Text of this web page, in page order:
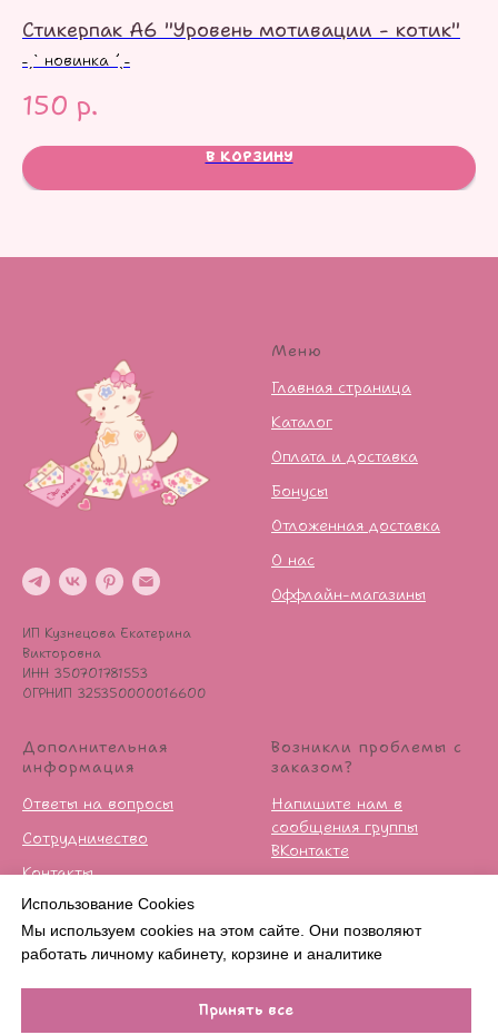
Использование Cookies
Мы используем cookies на этом сайте. Они позволяют
работать личному кабинету, корзине и аналитике
Принять все
Стикерпак А6 "Уровень мотивации - котик"
˗ˏˋ новинка ´ˎ˗
150 р.
В КОРЗИНУ
ИП Кузнецова Екатерина
Викторовна
ИНН 350701781553
ОГРНИП 325350000016600
Меню
Главная страница
Каталог
Оплата и доставка
Бонусы
Отложенная доставка
О нас
Оффлайн-магазины
Дополнительная
информация
Ответы на вопросы
Сотрудничество
Контакты
Публичная оферта
Политика
конфиденцильности
Возникли проблемы с
заказом?
Напишите нам в
сообщения группы
ВКонтакте